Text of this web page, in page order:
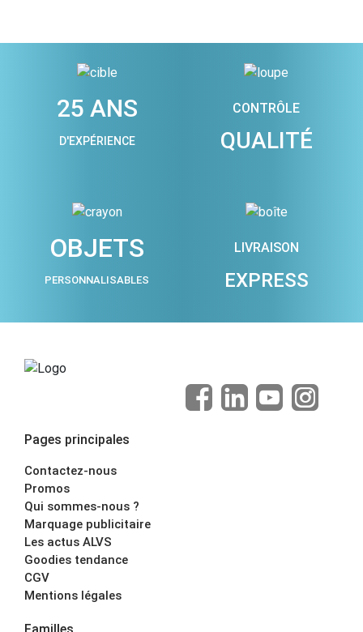
25 ANS
D'EXPÉRIENCE
CONTRÔLE
QUALITÉ
OBJETS
PERSONNALISABLES
LIVRAISON
EXPRESS
Pages principales
Contactez-nous
Promos
Qui sommes-nous ?
Marquage publicitaire
Les actus ALVS
Goodies tendance
CGV
Mentions légales